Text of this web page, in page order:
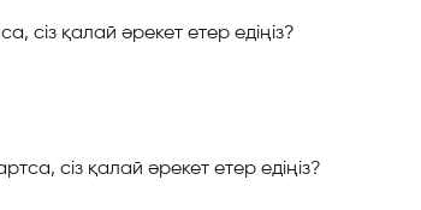
сіз қалай әрекет етер едіңіз?
сіз қалай әрекет етер едіңіз?